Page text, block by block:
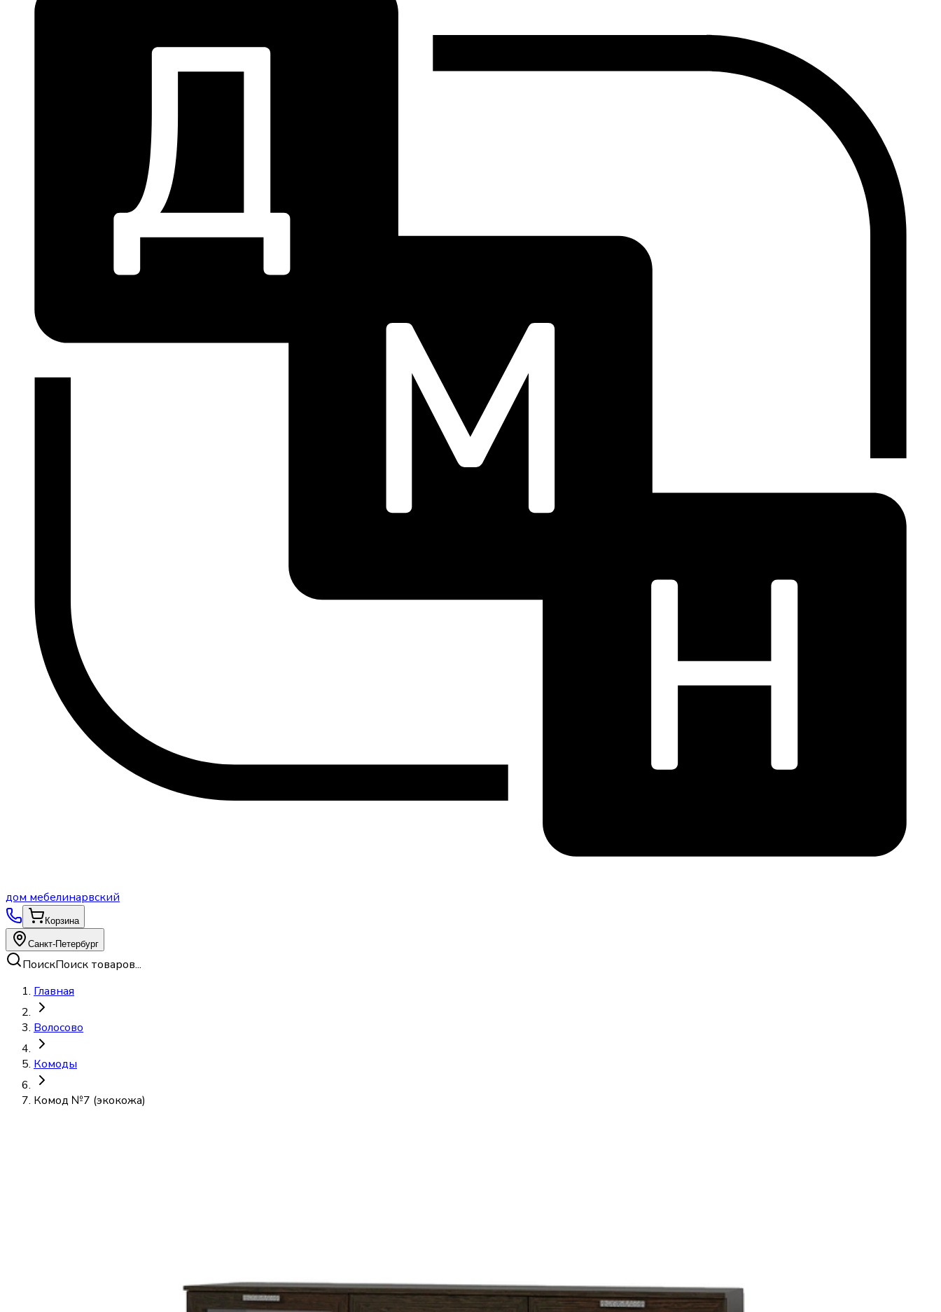
доммебелинарвский
Корзина
Санкт-Петербург
ПоискПоиск товаров...
Главная
Волосово
Комоды
Комод №7 (экокожа)